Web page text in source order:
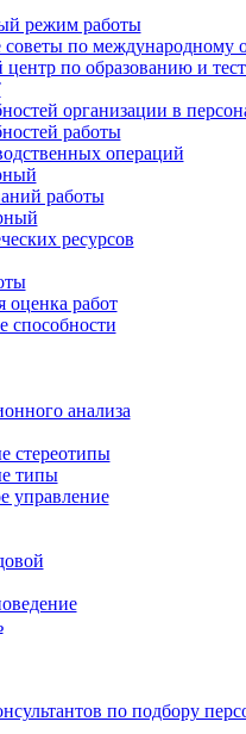
режим работы
по международному
по образованию и
организации в
работы
операций
работы
ресурсов
оценка работ
способности
анализа
стереотипы
типы
управление
по подбору